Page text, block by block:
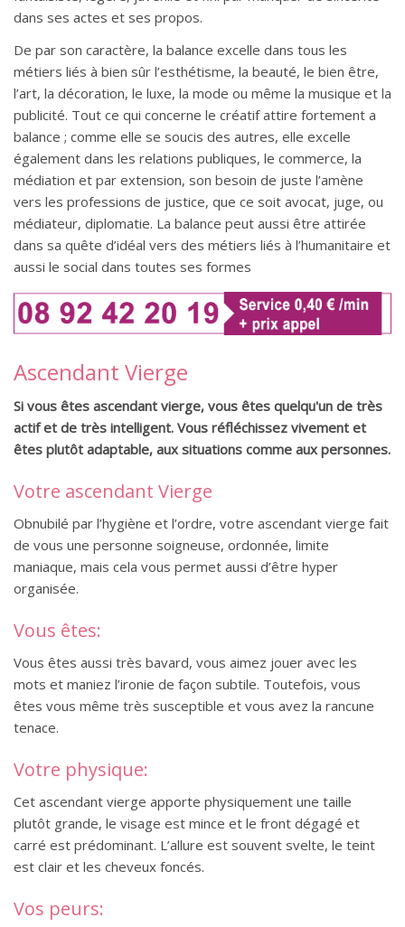
dans ses actes et ses propos.
De par son caractère, la balance excelle dans tous les
métiers liés à bien sûr l’esthétisme, la beauté, le bien être,
l’art, la décoration, le luxe, la mode ou même la musique et la
publicité. Tout ce qui concerne le créatif attire fortement a
balance ; comme elle se soucis des autres, elle excelle
également dans les relations publiques, le commerce, la
médiation et par extension, son besoin de juste l’amène
vers les professions de justice, que ce soit avocat, juge, ou
médiateur, diplomatie. La balance peut aussi être attirée
dans sa quête d’idéal vers des métiers liés à l’humanitaire et
aussi le social dans toutes ses formes
Ascendant Vierge
Si vous êtes ascendant vierge, vous êtes quelqu'un de très
actif et de très intelligent. Vous réfléchissez vivement et
êtes plutôt adaptable, aux situations comme aux personnes.
Votre ascendant Vierge
Obnubilé par l’hygiène et l’ordre, votre ascendant vierge fait
de vous une personne soigneuse, ordonnée, limite
maniaque, mais cela vous permet aussi d’être hyper
organisée.
Vous êtes:
Vous êtes aussi très bavard, vous aimez jouer avec les
mots et maniez l’ironie de façon subtile. Toutefois, vous
êtes vous même très susceptible et vous avez la rancune
tenace.
Votre physique:
Cet ascendant vierge apporte physiquement une taille
plutôt grande, le visage est mince et le front dégagé et
carré est prédominant. L’allure est souvent svelte, le teint
est clair et les cheveux foncés.
Vos peurs: